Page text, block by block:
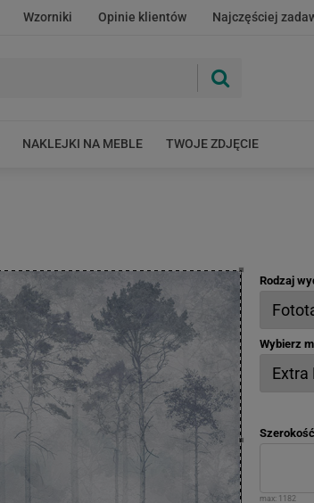
Wzorniki Opinie klientów Najczęściej
NAKLEJKI NA MEBLE TWOJE ZDJĘCIE
Rodzaj
Wybierz
max: 1182